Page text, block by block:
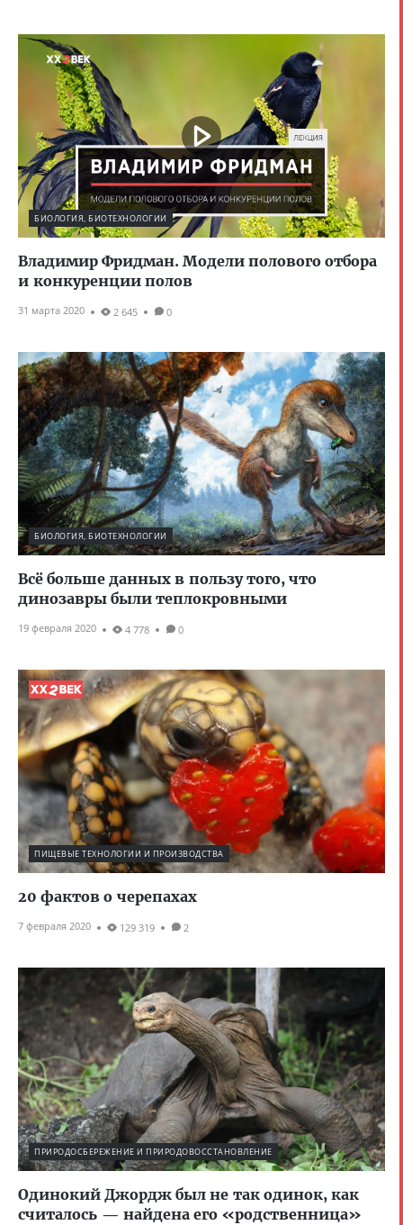
БИОЛОГИЯ, БИОТЕХНОЛОГИИ
Владимир Фридман. Модели полового отбора
и конкуренции полов
31 марта 2020 2 645 0
БИОЛОГИЯ, БИОТЕХНОЛОГИИ
Всё больше данных в пользу того, что
динозавры были теплокровными
19 февраля 2020 4 778 0
ПИЩЕВЫЕ ТЕХНОЛОГИИ И ПРОИЗВОДСТВА
20 фактов о черепахах
7 февраля 2020 129 319 2
ПРИРОДОСБЕРЕЖЕНИЕ И ПРИРОДОВОССТАНОВЛЕНИЕ
Одинокий Джордж был не так одинок, как
считалось — найдена его «родственница»